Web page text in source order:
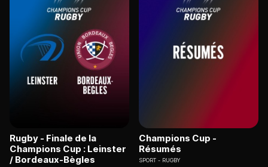
Rugby - Finale de la
Champions Cup : Leinster
/ Bordeaux-Bègles
Champions Cup -
Résumés
SPORT RUGBY